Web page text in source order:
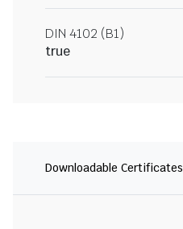
DIN 4102 (B1)
true
Downloadable Certificates